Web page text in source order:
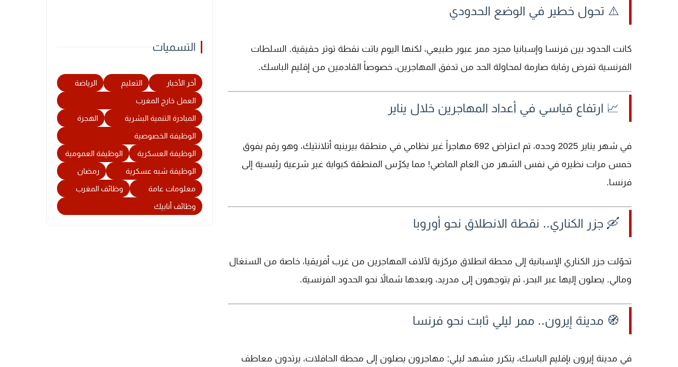
⚠️ تحول خطير في الوضع الحدودي
كانت الحدود بين فرنسا وإسبانيا مجرد ممر عبور طبيعي، لكنها اليوم باتت نقطة توتر حقيقية. السلطات
الفرنسية تفرض رقابة صارمة لمحاولة الحد من تدفق المهاجرين، خصوصاً القادمين من إقليم الباسك.
📈 ارتفاع قياسي في أعداد المهاجرين خلال يناير
في شهر يناير 2025 وحده، تم اعتراض 692 مهاجراً غير نظامي
في منطقة بيرينيه أتلانتيك، وهو رقم يفوق
خمس مرات نظيره في نفس الشهر من العام الماضي! مما يكرّس المنطقة كبوابة غير شرعية رئيسية إلى
فرنسا.
🛶 جزر الكناري.. نقطة الانطلاق نحو أوروبا
تحوّلت جزر الكناري الإسبانية إلى محطة انطلاق مركزية لآلاف المهاجرين من غرب أفريقيا، خاصة من السنغال
ومالي. يصلون إليها عبر البحر، ثم يتوجهون إلى مدريد، وبعدها شمالاً نحو الحدود الفرنسية.
🧭 مدينة إيرون.. ممر ليلي ثابت نحو فرنسا
في مدينة إيرون بإقليم الباسك، يتكرر مشهد ليلي: مهاجرون يصلون إلى محطة الحافلات، يرتدون معاطف
التسميات
أخر الأخبار التعليم الرياضة
العمل خارج المغرب
المبادرة التنمية البشرية الهجرة
الوظيفة الخصوصية
الوظيفة العسكرية الوظيفة العمومية
الوظيفة شبه عسكرية رمضان
معلومات عامة وظائف المغرب
وظائف أنابيك